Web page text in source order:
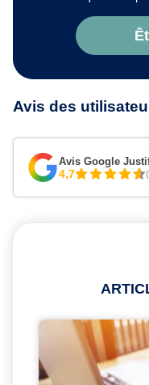
Avis des
Avis Google
4,7